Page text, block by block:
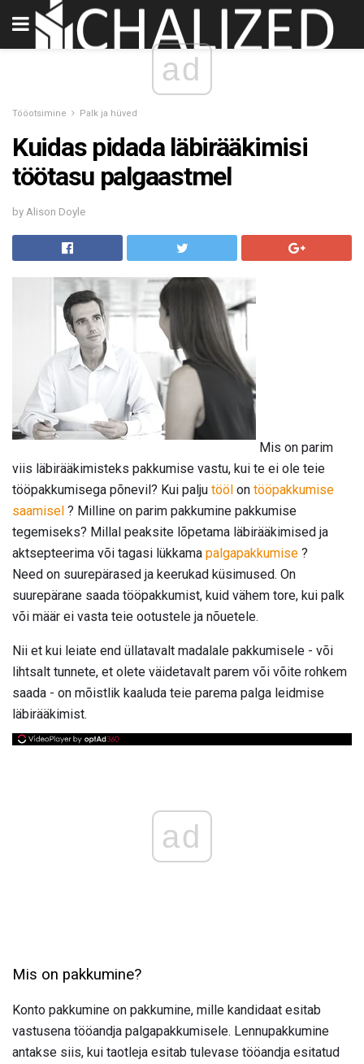
ad
Tööotsimine Palk ja hüved
Kuidas pidada läbirääkimisi
töötasu palgaastmel
by Alison Doyle
Mis on parim
viis läbirääkimisteks pakkumise vastu, kui te ei ole teie
tööpakkumisega põnevil? Kui palju tööl on tööpakkumise
saamisel ? Milline on parim pakkumine pakkumise
tegemiseks? Millal peaksite lõpetama läbirääkimised ja
aktsepteerima või tagasi lükkama palgapakkumise ?
Need on suurepärased ja keerukad küsimused. On
suurepärane saada tööpakkumist, kuid vähem tore, kui palk
või määr ei vasta teie ootustele ja nõuetele.
Nii et kui leiate end üllatavalt madalale pakkumisele - või
lihtsalt tunnete, et olete väidetavalt parem või võite rohkem
saada - on mõistlik kaaluda teie parema palga leidmise
läbirääkimist.
ad
Mis on pakkumine?
Konto pakkumine on pakkumine, mille kandidaat esitab
vastusena tööandja palgapakkumisele. Lennupakkumine
antakse siis, kui taotleja esitab tulevase tööandja esitatud